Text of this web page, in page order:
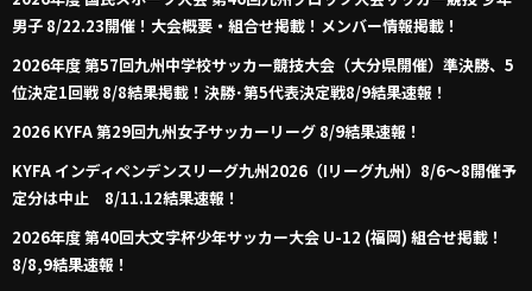
男子 8/22.23開催！大会概要・組合せ掲載！メンバー情報掲載！
2026年度 第57回九州中学校サッカー競技大会（大分県開催）準決勝、5
位決定1回戦 8/8結果掲載！決勝･第5代表決定戦8/9結果速報！
2026 KYFA 第29回九州女子サッカーリーグ 8/9結果速報！
KYFA インディペンデンスリーグ九州2026（Iリーグ九州）8/6～8開催予
定分は中止 8/11.12結果速報！
2026年度 第40回大文字杯少年サッカー大会 U-12 (福岡) 組合せ掲載！
8/8,9結果速報！